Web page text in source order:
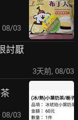
08/03
討厭
3天前, 08/03
08/03